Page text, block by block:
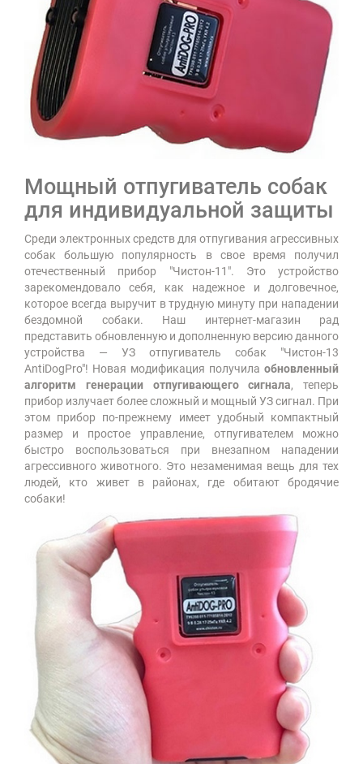
Мощный отпугиватель собак
для индивидуальной защиты
Среди электронных средств для отпугивания агрессивных
собак большую популярность в свое время получил
отечественный прибор "Чистон-11". Это устройство
зарекомендовало себя, как надежное и долговечное,
которое всегда выручит в трудную минуту при нападении
бездомной собаки. Наш интернет-магазин рад
представить обновленную и дополненную версию данного
устройства — УЗ отпугиватель собак "Чистон-13
AntiDogPro"! Новая модификация получила обновленный
алгоритм генерации отпугивающего сигнала, теперь
прибор излучает более сложный и мощный УЗ сигнал. При
этом прибор по-прежнему имеет удобный компактный
размер и простое управление, отпугивателем можно
быстро воспользоваться при внезапном нападении
агрессивного животного. Это незаменимая вещь для тех
людей, кто живет в районах, где обитают бродячие
собаки!